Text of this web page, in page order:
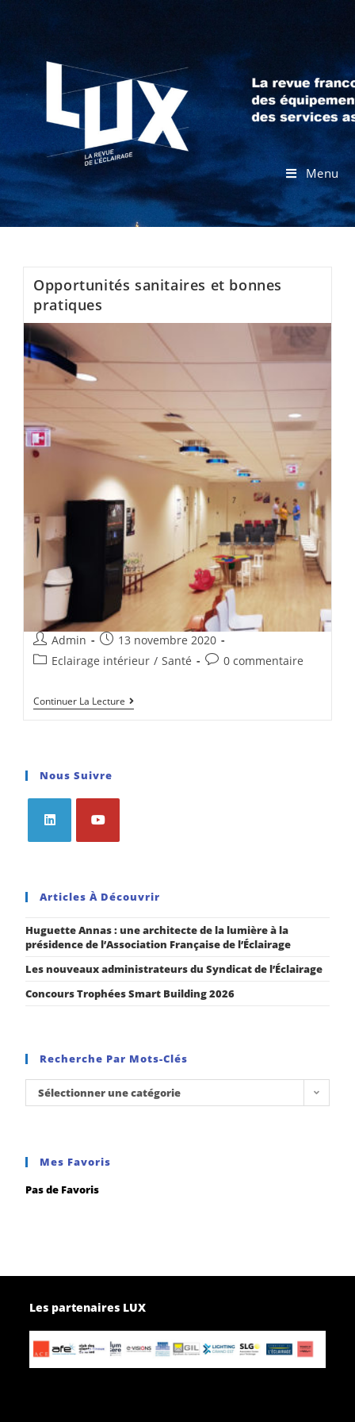
Menu
Opportunités sanitaires et bonnes
pratiques
Admin
13 novembre 2020
Eclairage intérieur / Santé 0 commentaire
Continuer La Lecture
Nous Suivre
Articles À Découvrir
Huguette Annas : une architecte de la lumière à la
présidence de l’Association Française de l’Éclairage
Les nouveaux administrateurs du Syndicat de l’Éclairage
Concours Trophées Smart Building 2026
Recherche Par Mots-Clés
Sélectionner une catégorie
Mes Favoris
Pas de Favoris
Les partenaires LUX